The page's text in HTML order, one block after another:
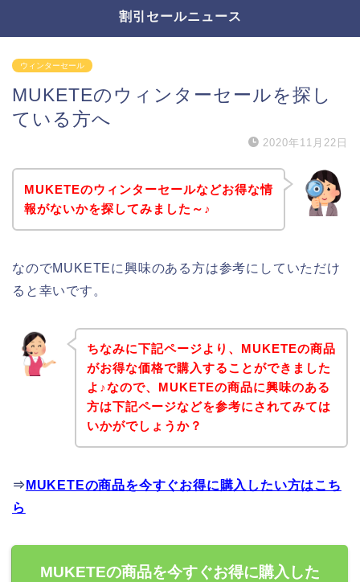
割引セールニュース
ウィンターセール
MUKETEのウィンターセールを探し
ている方へ
2020年11月22日
MUKETEのウィンターセールなどお得な情
報がないかを探してみました～♪
なのでMUKETEに興味のある方は参考にしていただけ
ると幸いです。
ちなみに下記ページより、MUKETEの商品
がお得な価格で購入することができました
よ♪なので、MUKETEの商品に興味のある
方は下記ページなどを参考にされてみては
いかがでしょうか？
⇒ MUKETEの商品を今すぐお得に購入したい方はこち
ら
MUKETEの商品を今すぐお得に購入した